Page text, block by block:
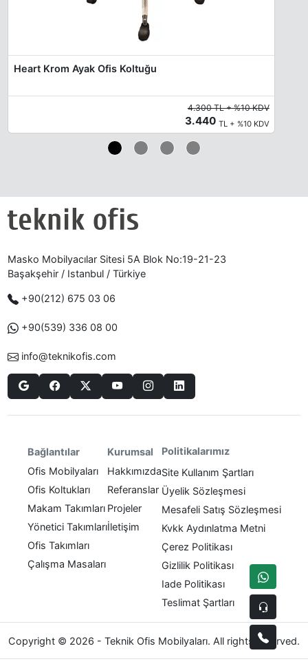
Heart Krom Ayak Ofis Koltuğu
4.300 TL + %10 KDV
3.440 TL + %10 KDV
Masko Mobilyacılar Sitesi 5A Blok No:19-21-23
Başakşehir / Istanbul / Türkiye
+90(212) 675 03 06
+90(539) 336 08 00
info@teknikofis.com
Bağlantılar
Ofis Mobilyaları
Ofis Koltukları
Makam Takımları
Yönetici Takımları
Ofis Takımları
Çalışma Masaları
Kurumsal
Hakkımızda
Referanslar
Projeler
İletişim
Politikalarımız
Site Kullanım Şartları
Üyelik Sözleşmesi
Mesafeli Satış Sözleşmesi
Kvkk Aydınlatma Metni
Çerez Politikası
Gizlilik Politikası
Iade Politikası
Teslimat Şartları
Copyright © 2026 - Teknik Ofis Mobilyaları. All rights reserved.